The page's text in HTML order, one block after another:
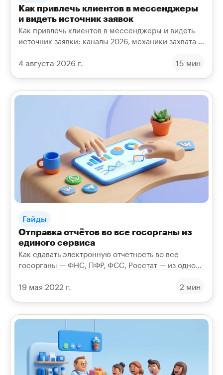
Как привлечь клиентов в мессенджеры
и видеть источник заявок
Как привлечь клиентов в мессенджеры и видеть
источник заявки: каналы 2026, механики захвата в
окупаемости.
4 августа 2026 г. 15 мин
Гайды
Отправка отчётов во все госорганы из
единого сервиса
Как сдавать электронную отчётность во все
госорганы — ФНС, ПФР, ФСС, Росстат — из одного
рутины.
19 мая 2022 г. 2 мин